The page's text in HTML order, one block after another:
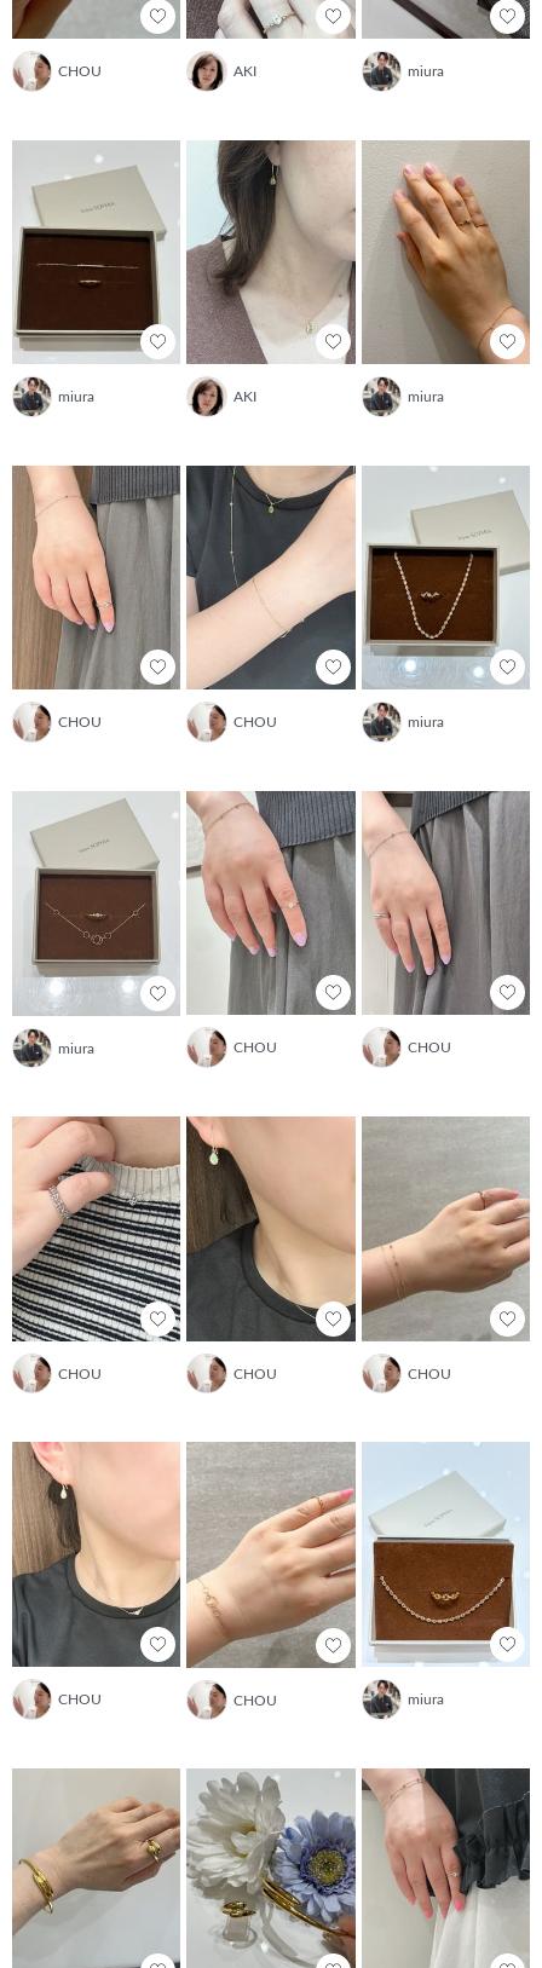
CHOU AKI miura
miura AKI miura
CHOU CHOU miura
miura CHOU CHOU
CHOU CHOU CHOU
CHOU CHOU miura